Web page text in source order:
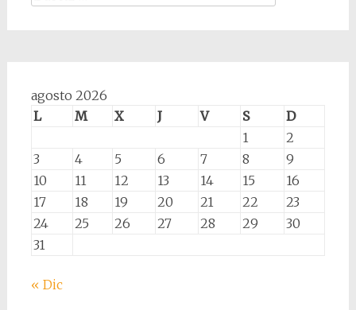
agosto 2026
L
M X J V S
D
1
2
3
4 5 6 7 8
9
10
11 12 13 14 15
16
17
18 19 20 21 22
23
24
25 26 27 28 29
30
31
« Dic